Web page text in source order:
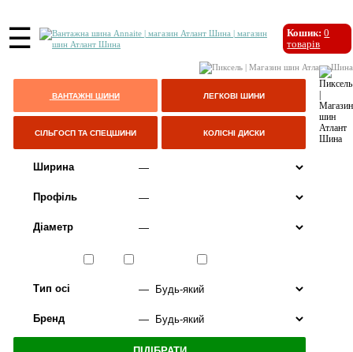
☰ Кошик: 0
товарів
ВАНТАЖНІ ШИНИ ЛЕГКОВІ ШИНИ
СІЛЬГОСП ТА СПЕЦШИНИ КОЛІСНІ ДИСКИ
Ширина
Профіль
Діаметр
Тип осі
Бренд